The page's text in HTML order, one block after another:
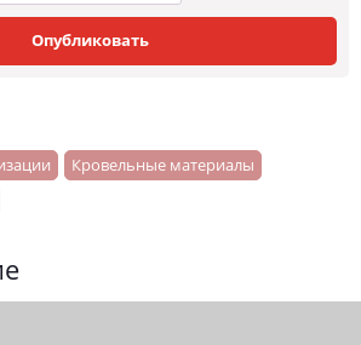
Опубликовать
Кровельные материалы